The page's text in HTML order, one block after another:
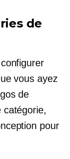
de
vous ayez
de
catégorie,
pour